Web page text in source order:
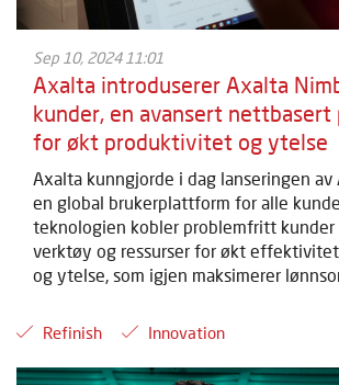
Sep 10, 2024 11:01
Axalta introduserer Axalta
kunder, en avansert
for økt produktivitet og ytelse
Axalta kunngjorde i dag lanseringen av
en global brukerplattform for alle
teknologien kobler problemfritt kunder
verktøy og ressurser for økt
og ytelse, som igjen maksimerer
Refinish Innovation